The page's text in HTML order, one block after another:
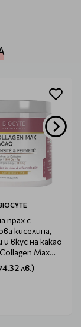
прах с
киселина,
вкус на какао
Max
лв.)